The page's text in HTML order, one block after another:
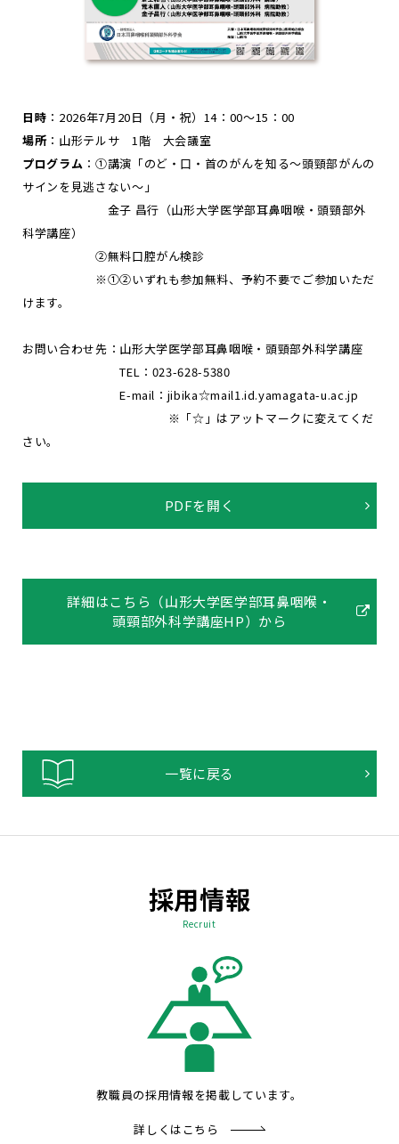
日時 ：2026年7月20日（月・祝）14：00～15：00
場所：山形テルサ 1階 大会議室
プログラム ：①講演「のど・口・首のがんを知る～頭頸部がんの
サインを見逃さない～」
金子 昌行（山形大学医学部耳鼻咽喉・頭頸部外
科学講座）
②無料口腔がん検診
※①②いずれも参加無料、予約不要でご参加いただ
けます。
お問い合わせ先：山形大学医学部耳鼻咽喉・頭頸部外科学講座
TEL：023-628-5380
E-mail：jibika☆mail1.id.yamagata-u.ac.jp
※「☆」はアットマークに変えてくだ
さい。
PDFを開く
詳細はこちら（山形大学医学部耳鼻咽喉・
頭頸部外科学講座HP）から
一覧に戻る
採用情報
Recruit
教職員の採用情報を掲載しています。
詳しくはこちら